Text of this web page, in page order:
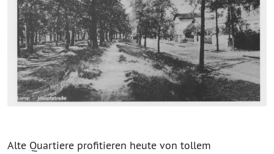
Alte Quartiere profitieren heute von tollem